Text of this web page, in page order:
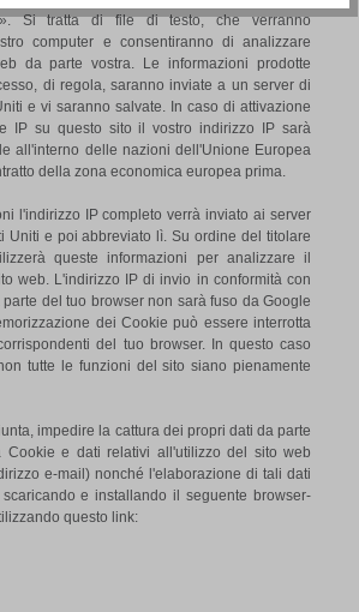
Si tratta di file di testo, che verranno
computer e consentiranno di analizzare
da parte vostra. Le informazioni prodotte
di regola, saranno inviate a un server di
e vi saranno salvate. In caso di attivazione
IP su questo sito il vostro indirizzo IP sarà
all'interno delle nazioni dell'Unione Europea
della zona economica europea prima.
l'indirizzo IP completo verrà inviato ai server
Uniti e poi abbreviato lì. Su ordine del titolare
queste informazioni per analizzare il
web. L'indirizzo IP di invio in conformità con
del tuo browser non sarà fuso da Google
dei Cookie può essere interrotta
del tuo browser. In questo caso
tutte le funzioni del sito siano pienamente
impedire la cattura dei propri dati da parte
Cookie e dati relativi all'utilizzo del sito web
e-mail) nonché l'elaborazione di tali dati
e installando il seguente browser-
questo link: